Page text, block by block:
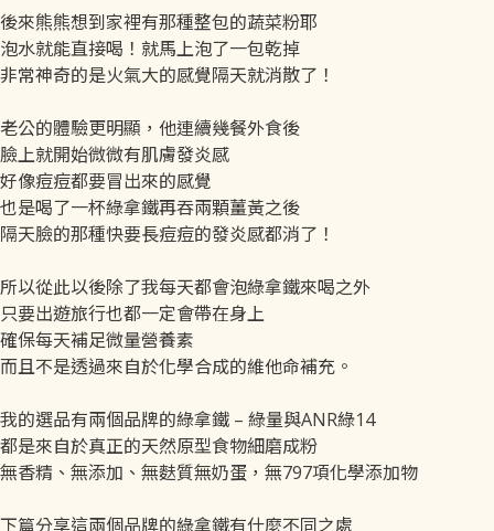
後來熊熊想到家裡有那種整包的蔬菜粉耶
泡水就能直接喝！就馬上泡了一包乾掉
非常神奇的是火氣大的感覺隔天就消散了！
老公的體驗更明顯，他連續幾餐外食後
臉上就開始微微有肌膚發炎感
好像痘痘都要冒出來的感覺
也是喝了一杯綠拿鐵再吞兩顆薑黃之後
隔天臉的那種快要長痘痘的發炎感都消了！
所以從此以後除了我每天都會泡綠拿鐵來喝之外
只要出遊旅行也都一定會帶在身上
確保每天補足微量營養素
而且不是透過來自於化學合成的維他命補充。
我的選品有兩個品牌的綠拿鐵 – 綠量與ANR綠14
都是來自於真正的天然原型食物細磨成粉
無香精、無添加、無麩質無奶蛋，無797項化學添加物
下篇分享這兩個品牌的綠拿鐵有什麼不同之處